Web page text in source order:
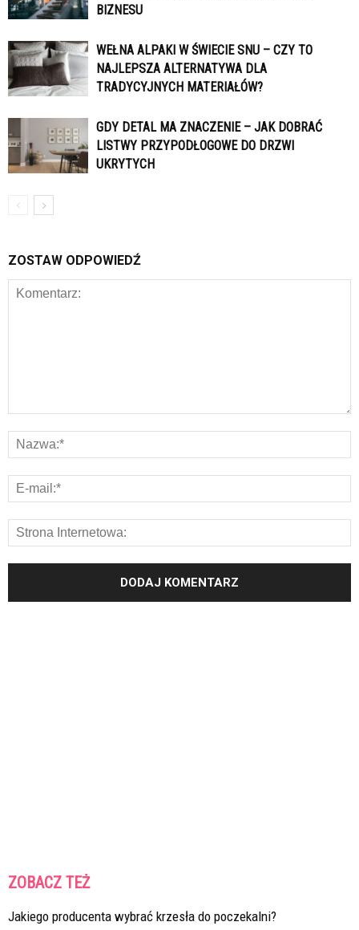
BIZNESU
WEŁNA ALPAKI W ŚWIECIE SNU – CZY TO
NAJLEPSZA ALTERNATYWA DLA
TRADYCYJNYCH MATERIAŁÓW?
GDY DETAL MA ZNACZENIE – JAK DOBRAĆ
LISTWY PRZYPODŁOGOWE DO DRZWI
UKRYTYCH
ZOSTAW ODPOWIEDŹ
ZOBACZ TEŻ
Jakiego producenta wybrać krzesła do poczekalni?